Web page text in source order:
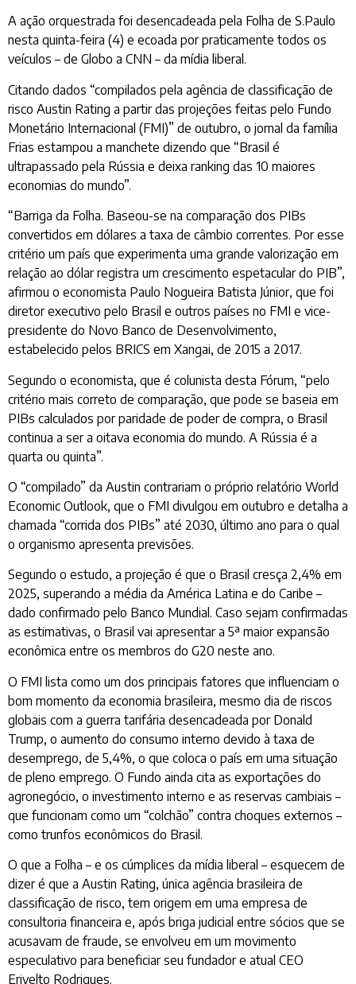
A ação orquestrada foi desencadeada pela Folha de S.Paulo
nesta quinta-feira (4) e ecoada por praticamente todos os
veículos – de Globo a CNN – da mídia liberal.
Citando dados “compilados pela agência de classificação de
risco Austin Rating a partir das projeções feitas pelo Fundo
Monetário Internacional (FMI)” de outubro, o jornal da família
Frias estampou a manchete dizendo que “Brasil é
ultrapassado pela Rússia e deixa ranking das 10 maiores
economias do mundo”.
“Barriga da Folha. Baseou-se na comparação dos PIBs
convertidos em dólares a taxa de câmbio correntes. Por esse
critério um país que experimenta uma grande valorização em
relação ao dólar registra um crescimento espetacular do PIB”,
afirmou o economista Paulo Nogueira Batista Júnior, que foi
diretor executivo pelo Brasil e outros países no FMI e vice-
presidente do Novo Banco de Desenvolvimento,
estabelecido pelos BRICS em Xangai, de 2015 a 2017.
Segundo o economista, que é colunista desta Fórum, “pelo
critério mais correto de comparação, que pode se baseia em
PIBs calculados por paridade de poder de compra, o Brasil
continua a ser a oitava economia do mundo. A Rússia é a
quarta ou quinta”.
O “compilado” da Austin contrariam o próprio relatório World
Economic Outlook, que o FMI divulgou em outubro e detalha a
chamada “corrida dos PIBs” até 2030, último ano para o qual
o organismo apresenta previsões.
Segundo o estudo, a projeção é que o Brasil cresça 2,4% em
2025, superando a média da América Latina e do Caribe –
dado confirmado pelo Banco Mundial. Caso sejam confirmadas
as estimativas, o Brasil vai apresentar a 5ª maior expansão
econômica entre os membros do G20 neste ano.
O FMI lista como um dos principais fatores que influenciam o
bom momento da economia brasileira, mesmo dia de riscos
globais com a guerra tarifária desencadeada por Donald
Trump, o aumento do consumo interno devido à taxa de
desemprego, de 5,4%, o que coloca o país em uma situação
de pleno emprego. O Fundo ainda cita as exportações do
agronegócio, o investimento interno e as reservas cambiais –
que funcionam como um “colchão” contra choques externos –
como trunfos econômicos do Brasil.
O que a Folha – e os cúmplices da mídia liberal – esquecem de
dizer é que a Austin Rating, única agência brasileira de
classificação de risco, tem origem em uma empresa de
consultoria financeira e, após briga judicial entre sócios que se
acusavam de fraude, se envolveu em um movimento
especulativo para beneficiar seu fundador e atual CEO
Erivelto Rodrigues.